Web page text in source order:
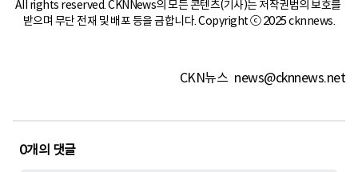
All rights reserved. CKNNews의 모든 콘텐츠(기사)는 저작권법의 보호를
받으며 무단 전재 및 배포 등을 금합니다. Copyright ⓒ 2025 cknnews.
CKN뉴스 news@cknnews.net
0개의 댓글